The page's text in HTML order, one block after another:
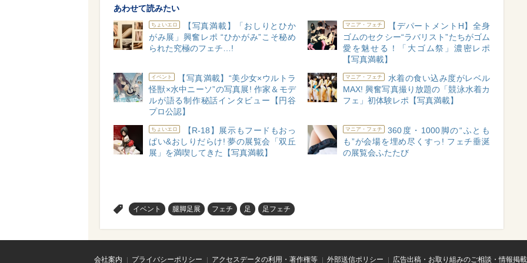
あわせて読みたい
ちょいエロ
【写真満載】「おしりとひか
がみ展」興奮レポ “ひかがみ”こそ秘め
られた究極のフェチ…!
マニア・フェチ
【デパートメントH】全身
ゴムのセクシー“ラバリスト”たちがゴム
愛を魅せる！「大ゴム祭」濃密レポ
【写真満載】
イベント
【写真満載】“美少女×ウルトラ
怪獣×水中ニーソ”の写真展! 作家＆モデ
ルが語る制作秘話インタビュー【円谷
プロ公認】
マニア・フェチ
水着の食い込み度がレベル
MAX! 興奮写真撮り放題の「競泳水着カ
フェ」初体験レポ【写真満載】
ちょいエロ
【R-18】展示もフードもおっ
ぱい&おしりだらけ! 夢の展覧会「双丘
展」を満喫してきた【写真満載】
マニア・フェチ
360度・1000脚の“ふとも
も”が会場を埋め尽くすっ! フェチ垂涎
の展覧会ふたたび
イベント 腿脚足展 フェチ 足 足フェチ
会社案内 プライバシーポリシー アクセスデータの利用・著作権等 外部送信ポリシー 広告出稿・お取り組みのご相談・情報掲